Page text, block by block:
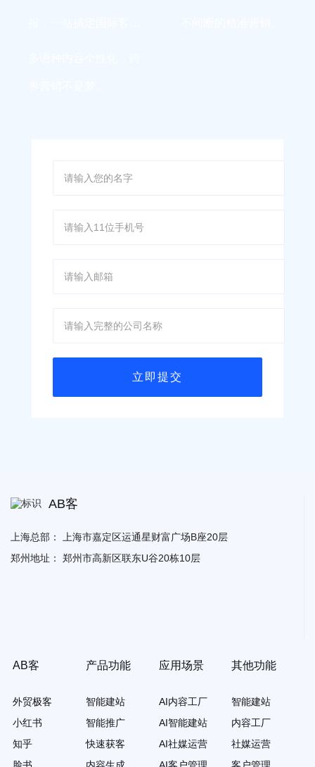
AB客
上海总部：
上海市嘉定区运通星财富广场B座20层
郑州地址：
郑州市高新区联东U谷20栋10层
AB客
外贸极客
小红书
知乎
产品功能
智能建站
智能推广
快速获客
应用场景
AI内容工厂
AI智能建站
AI社媒运营
其他功能
智能建站
内容工厂
社媒运营